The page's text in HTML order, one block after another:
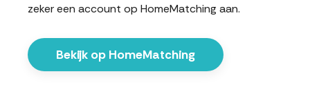
zeker een account op HomeMatching aan.
Bekijk op HomeMatching